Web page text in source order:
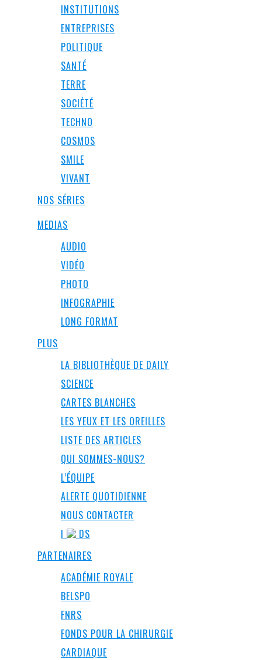
INSTITUTIONS
ENTREPRISES
POLITIQUE
SANTÉ
TERRE
SOCIÉTÉ
TECHNO
COSMOS
SMILE
VIVANT
NOS SÉRIES
MEDIAS
AUDIO
VIDÉO
PHOTO
INFOGRAPHIE
LONG FORMAT
PLUS
LA BIBLIOTHÈQUE DE DAILY
SCIENCE
CARTES BLANCHES
LES YEUX ET LES OREILLES
LISTE DES ARTICLES
QUI SOMMES-NOUS?
L’ÉQUIPE
ALERTE QUOTIDIENNE
NOUS CONTACTER
I
DS
PARTENAIRES
ACADÉMIE ROYALE
BELSPO
FNRS
FONDS POUR LA CHIRURGIE
CARDIAQUE